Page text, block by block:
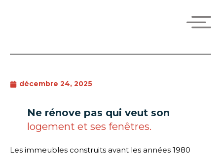
décembre 24, 2025
Ne rénove pas qui veut son
logement et ses fenêtres.
Les immeubles construits avant les années 1980